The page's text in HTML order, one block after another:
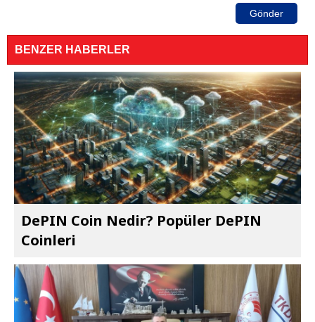
Gönder
BENZER HABERLER
DePIN Coin Nedir? Popüler DePIN
Coinleri